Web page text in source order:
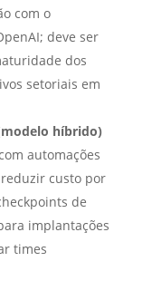
com o
deve ser
dos
setoriais em
híbrido)
automações
custo por
de
implantações
times